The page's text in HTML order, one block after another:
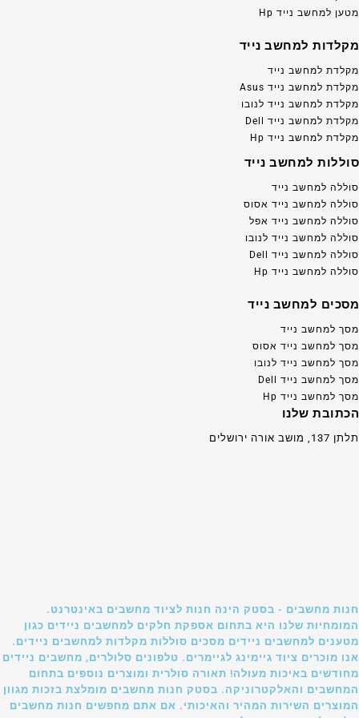
מטען למחשב נייד Hp
מקלדות למחשב נייד
מקלדת למחשב נייד
מקלדת למחשב נייד Asus
מקלדת למחשב נייד לנובו
מקלדת למחשב נייד Dell
מקלדת למחשב נייד Hp
סוללות למחשב נייד
סוללה למחשב נייד
סוללה למחשב נייד אסוס
סוללה למחשב נייד אפל
סוללה למחשב נייד לנובו
סוללה למחשב נייד Dell
סוללה למחשב נייד Hp
מסכים למחשב נייד
מסך למחשב נייד
מסך למחשב נייד אסוס
מסך למחשב נייד לנובו
מסך למחשב נייד Dell
מסך למחשב נייד Hp
הכתובת שלנו
תלתן 137, מושב אורה ירושלים
חנות מחשבים - בסטק הינה חנות לציוד מחשבים באינטרנט.
המומחיות שלנו היא בתחום אספקת חלקים למחשבים ניידים כגון
מטענים למחשבים ניידים מסכים סוללות מקלדות למחשבים ניידים.
אנו מוכרים ציוד גיימינג לגיימרים. טלפונים סלולרים, מחשבים ניידים
מחודשים באיכות מעולה! תאורה סולרית ומוצרים נוספים בתחום
המחשבים והאלקטרוניקה. בסטק חנות מחשבים מומלצת בזכות מגוון
המוצרים השירות המהיר והאיכותי. אם אתם מחפשים חנות מחשבים